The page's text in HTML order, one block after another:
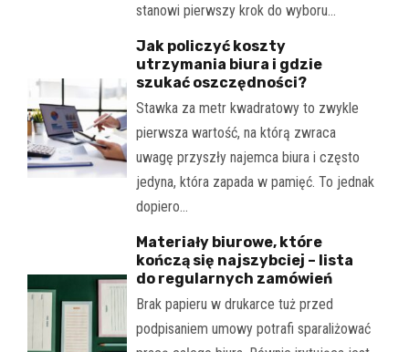
stanowi pierwszy krok do wyboru…
Jak policzyć koszty
utrzymania biura i gdzie
szukać oszczędności?
Stawka za metr kwadratowy to zwykle
pierwsza wartość, na którą zwraca
uwagę przyszły najemca biura i często
jedyna, która zapada w pamięć. To jednak
dopiero…
Materiały biurowe, które
kończą się najszybciej – lista
do regularnych zamówień
Brak papieru w drukarce tuż przed
podpisaniem umowy potrafi sparaliżować